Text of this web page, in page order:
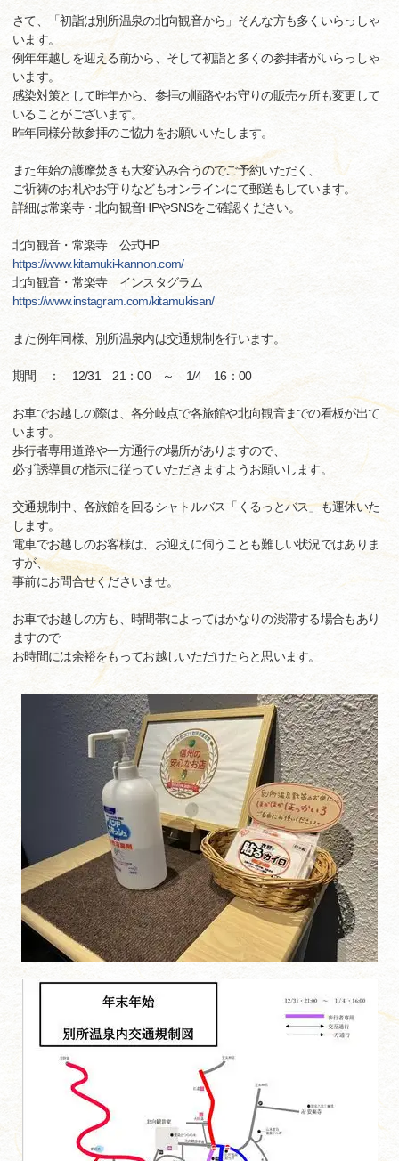
さて、「初詣は別所温泉の北向観音から」そんな方も多くいらっしゃ
います。
例年年越しを迎える前から、そして初詣と多くの参拝者がいらっしゃ
います。
感染対策として昨年から、参拝の順路やお守りの販売ヶ所も変更して
いることがございます。
昨年同様分散参拝のご協力をお願いいたします。
また年始の護摩焚きも大変込み合うのでご予約いただく、
ご祈祷のお札やお守りなどもオンラインにて郵送もしています。
詳細は常楽寺・北向観音HPやSNSをご確認ください。
北向観音・常楽寺 公式HP
https://www.kitamuki-kannon.com/
北向観音・常楽寺 インスタグラム
https://www.instagram.com/kitamukisan/
また例年同様、別所温泉内は交通規制を行います。
期間 ： 12/31 21：00 ～ 1/4 16：00
お車でお越しの際は、各分岐点で各旅館や北向観音までの看板が出て
います。
歩行者専用道路や一方通行の場所がありますので、
必ず誘導員の指示に従っていただきますようお願いします。
交通規制中、各旅館を回るシャトルバス「くるっとバス」も運休いた
します。
電車でお越しのお客様は、お迎えに伺うことも難しい状況ではありま
すが、
事前にお問合せくださいませ。
お車でお越しの方も、時間帯によってはかなりの渋滞する場合もあり
ますので
お時間には余裕をもってお越しいただけたらと思います。